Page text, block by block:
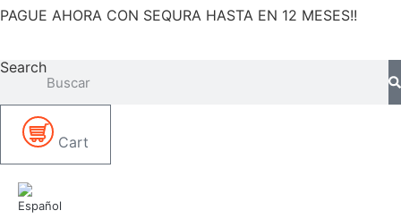
Ir
contenido
PAGUE AHORA CON SEQURA HASTA EN 12 MESES!!
Search
Cart